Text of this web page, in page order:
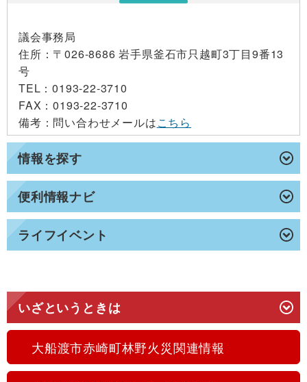
情報を探す
便利情報ナビ
ライフイベント
議会事務局
住所 ：〒026-8686 岩手県釜石市只越町3丁目9番13
号
TEL ：0193-22-3710
FAX ：0193-22-3710
備考 ：問い合わせメールはこちら
いざというときは
大船渡市赤崎町林野火災関連情報